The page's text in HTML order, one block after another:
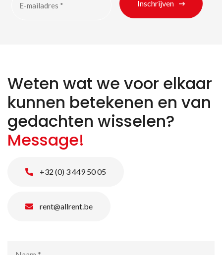
Inschrijven
Weten wat we voor elkaar
kunnen betekenen en van
gedachten wisselen?
Message!
+32 (0) 3 449 50 05
rent@allrent.be